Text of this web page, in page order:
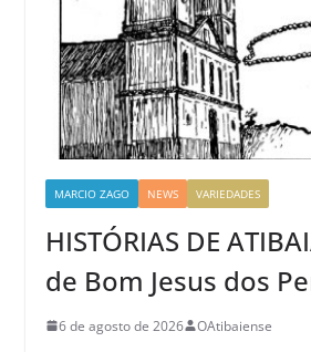
MARCIO ZAGO NEWS VARIEDADES
HISTÓRIAS DE
de Bom Jesus dos
6 de agosto de 2026 OAtibaiense